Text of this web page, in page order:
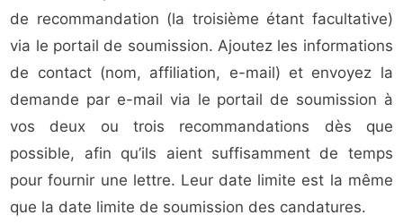
de recommandation (la troisième étant facultative)
via le portail de soumission. Ajoutez les informations
de contact (nom, affiliation, e-mail) et envoyez la
demande par e-mail via le portail de soumission à
vos deux ou trois recommandations dès que
possible, afin qu’ils aient suffisamment de temps
pour fournir une lettre. Leur date limite est la même
que la date limite de soumission des candatures.